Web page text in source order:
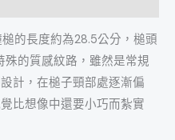
的長度約為28.5公分，槌頭
殊的質感紋路，雖然是常規
計，在槌子頸部處逐漸偏
比想像中還要小巧而紮實